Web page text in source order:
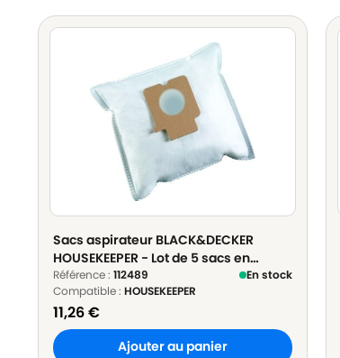
Sacs aspirateur BLACK&DECKER
HOUSEKEEPER - Lot de 5 sacs en
Microfibre
Référence : 112489
En stock
Compatible : HOUSEKEEPER
11,26€
Ajouter au panier